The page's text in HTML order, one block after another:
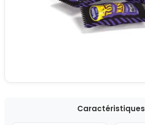
Caractéristiques